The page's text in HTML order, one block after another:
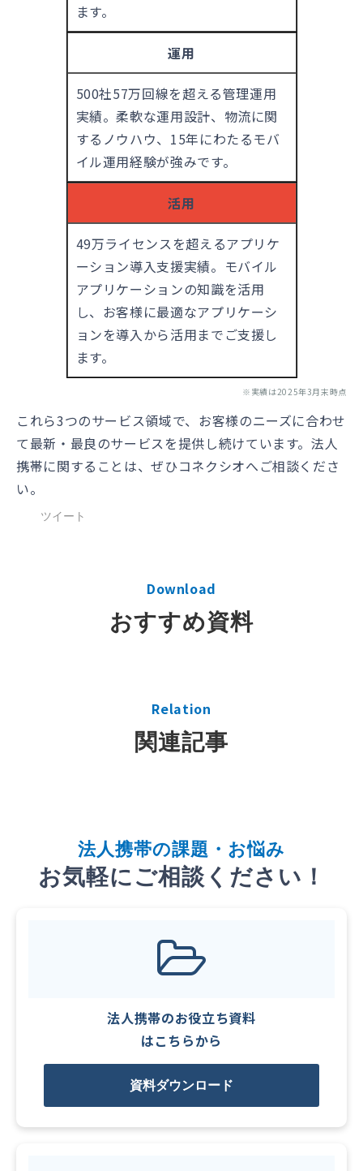
ます。
運用
500社57万回線を超える管理運用
実績。柔軟な運用設計、物流に関
するノウハウ、15年にわたるモバ
イル運用経験が強みです。
活用
49万ライセンスを超えるアプリケ
ーション導入支援実績。モバイル
アプリケーションの知識を活用
し、お客様に最適なアプリケーシ
ョンを導入から活用までご支援し
ます。
※実績は2025年3月末時点
これら3つのサービス領域で、お客様のニーズに合わせ
て最新・最良のサービスを提供し続けています。法人
携帯に関することは、ぜひコネクシオへご相談くださ
い。
ツイート
Download
おすすめ資料
Relation
関連記事
法人携帯の課題・お悩み
お気軽にご相談ください！
法人携帯のお役立ち資料
はこちらから
資料ダウンロード